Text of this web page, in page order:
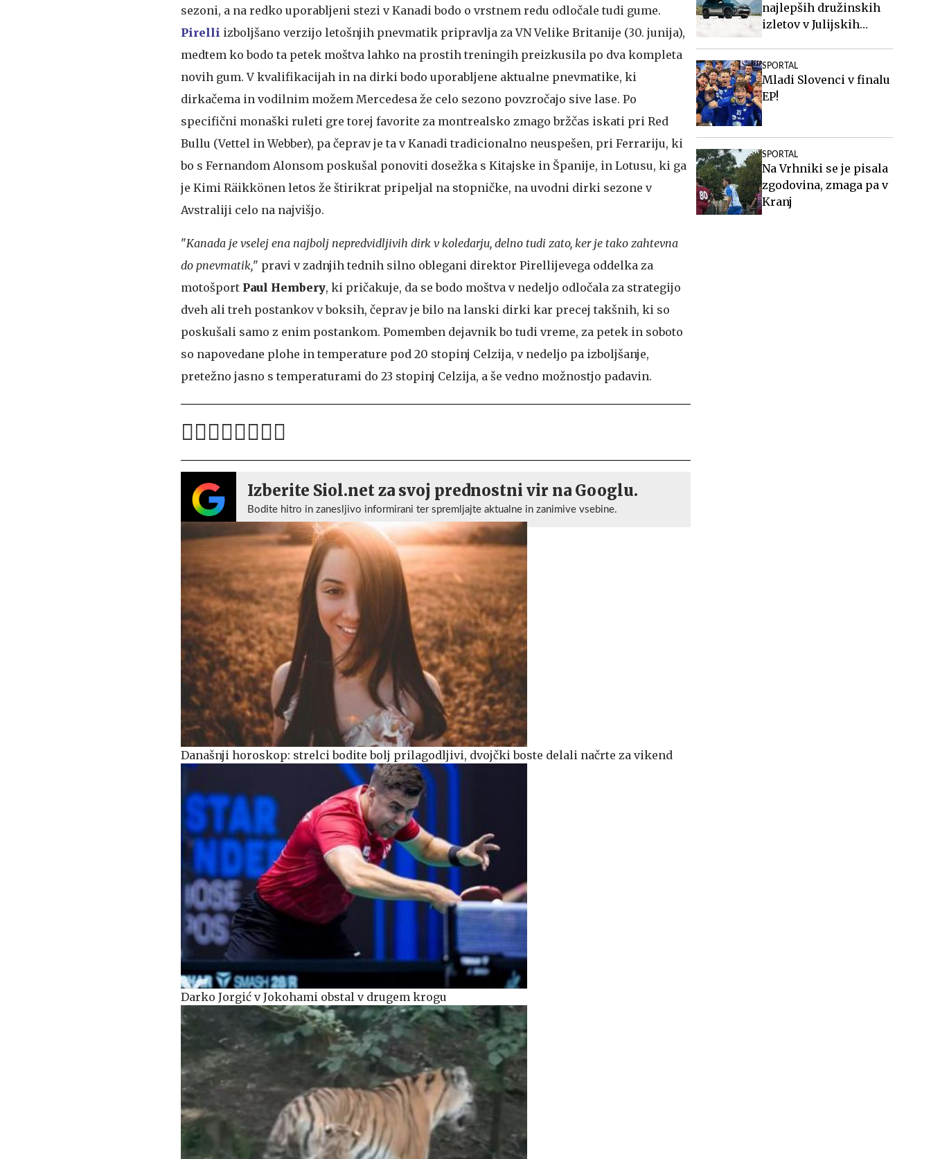
sezoni, a na redko uporabljeni stezi v Kanadi bodo o vrstnem redu odločale tudi gume.
Pirelli izboljšano verzijo letošnjih pnevmatik pripravlja za VN Velike Britanije (30. junija),
medtem ko bodo ta petek moštva lahko na prostih treningih preizkusila po dva kompleta
novih gum. V kvalifikacijah in na dirki bodo uporabljene aktualne pnevmatike, ki
dirkačema in vodilnim možem Mercedesa že celo sezono povzročajo sive lase. Po
specifični monaški ruleti gre torej favorite za montrealsko zmago bržčas iskati pri Red
Bullu (Vettel in Webber), pa čeprav je ta v Kanadi tradicionalno neuspešen, pri Ferrariju, ki
bo s Fernandom Alonsom poskušal ponoviti dosežka s Kitajske in Španije, in Lotusu, ki ga
je Kimi Räikkönen letos že štirikrat pripeljal na stopničke, na uvodni dirki sezone v
Avstraliji celo na najvišjo.
"Kanada je vselej ena najbolj nepredvidljivih dirk v koledarju, delno tudi zato, ker je tako zahtevna
do pnevmatik," pravi v zadnjih tednih silno oblegani direktor Pirellijevega oddelka za
motošport Paul Hembery, ki pričakuje, da se bodo moštva v nedeljo odločala za strategijo
dveh ali treh postankov v boksih, čeprav je bilo na lanski dirki kar precej takšnih, ki so
poskušali samo z enim postankom. Pomemben dejavnik bo tudi vreme, za petek in soboto
so napovedane plohe in temperature pod 20 stopinj Celzija, v nedeljo pa izboljšanje,
pretežno jasno s temperaturami do 23 stopinj Celzija, a še vedno možnostjo padavin.
Izberite Siol.net za svoj prednostni vir na Googlu.
Bodite hitro in zanesljivo informirani ter spremljajte aktualne in zanimive vsebine.
Današnji horoskop: strelci bodite bolj prilagodljivi, dvojčki boste delali načrte za vikend
Darko Jorgić v Jokohami obstal v drugem krogu
najlepših družinskih
izletov v Julijskih
SPORTAL
Mladi Slovenci v finalu
EP!
SPORTAL
Na Vrhniki se je pisala
zgodovina, zmaga pa v
Kranj